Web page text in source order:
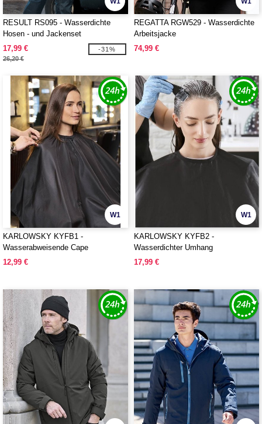
RESULT RS095 - Wasserdichte
Hosen - und Jackenset
17,99 €
26,20 €
-31%
REGATTA RGW529 - Wasserdichte
Arbeitsjacke
74,99 €
W1
KARLOWSKY KYFB1 -
Wasserabweisende Cape
12,99 €
W1
KARLOWSKY KYFB2 -
Wasserdichter Umhang
17,99 €